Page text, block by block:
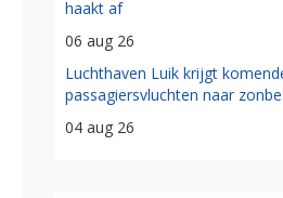
haakt af
06 aug 26
Luchthaven Luik krijgt
passagiersvluchten naar
04 aug 26